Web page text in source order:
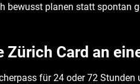
bewusst planen statt spontan
Zürich Card an
für 24 oder 72